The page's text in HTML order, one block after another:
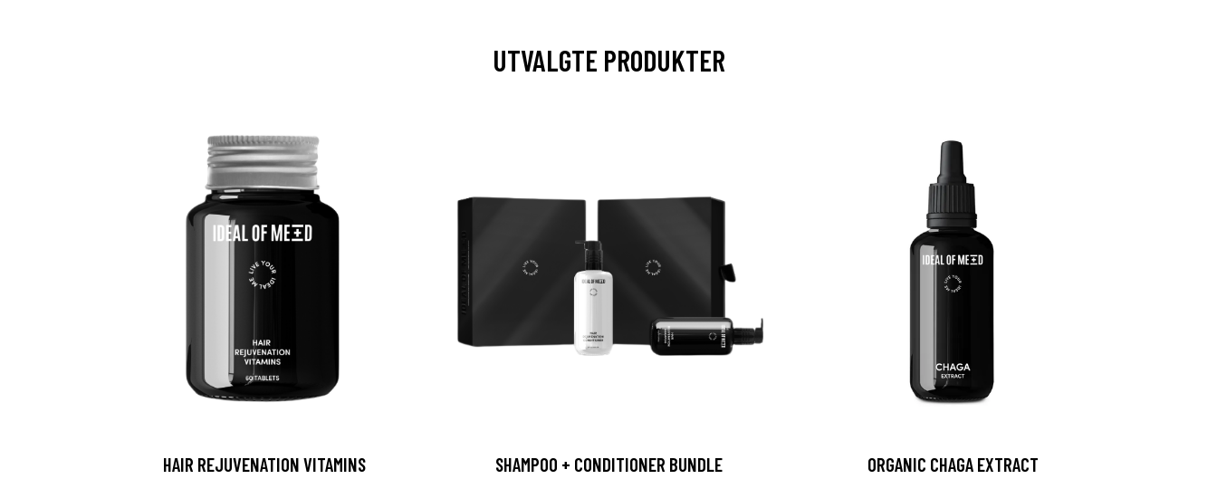
UTVALGTE PRODUKTER
HAIR REJUVENATION VITAMINS SHAMPOO + CONDITIONER BUNDLE ORGANIC CHAGA EXTRACT